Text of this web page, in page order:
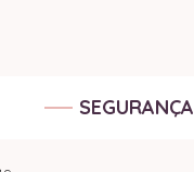
SEGURANÇA